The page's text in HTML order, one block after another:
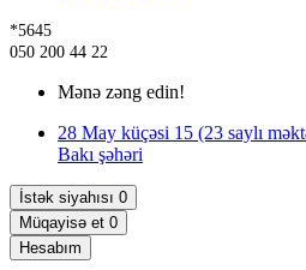
*5645
050 200 44 22
Mənə zəng edin!
28 May küçəsi 15 (23 saylı
Bakı şəhəri
İstək siyahısı 0
Müqayisə et 0
Hesabım